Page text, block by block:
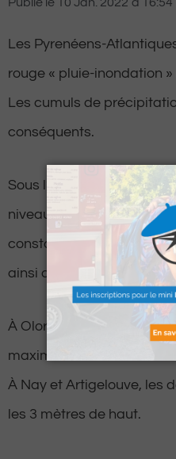
Publié le 10 Jan. 2022 à 16:54
Les Pyrenéens-
rouge « pluie-inondation »
Les cumuls de
conséquents.
Sous l’effet des
niveaux de débordement
constatés à proximité du
ainsi que le gave de Pau.
À Oloron-Sainte-Marie et
maximale a atteint les 5
À Nay et Artigelouve, les
les 3 mètres de haut.